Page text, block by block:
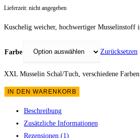
Lieferzeit: nicht angegeben
Kuschelig weicher, hochwertiger
Farbe Zurücksetzen
XXL Musselin Schal/Tuch, verschiedene
IN DEN WARENKORB
Beschreibung
Zusätzliche Informationen
Rezensionen (1)